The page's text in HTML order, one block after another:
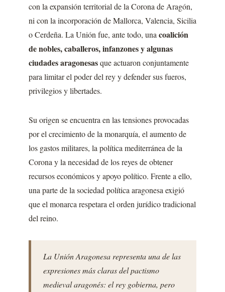
con la expansión territorial de la Corona de Aragón,
ni con la incorporación de Mallorca, Valencia, Sicilia
o Cerdeña. La Unión fue, ante todo, una coalición
de nobles, caballeros, infanzones y algunas
ciudades aragonesasque actuaron conjuntamente
para limitar el poder del rey y defender sus fueros,
privilegios y libertades.
Su origen se encuentra en las tensiones provocadas
por el crecimiento de la monarquía, el aumento de
los gastos militares, la política mediterránea de la
Corona y la necesidad de los reyes de obtener
recursos económicos y apoyo político. Frente a ello,
una parte de la sociedad política aragonesa exigió
que el monarca respetara el orden jurídico tradicional
del reino.
La Unión Aragonesa representa una de las
expresiones más claras del pactismo
medieval aragonés: el rey gobierna, pero